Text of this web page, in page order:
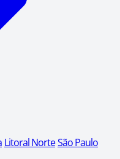
Litoral NorteSão Paulo